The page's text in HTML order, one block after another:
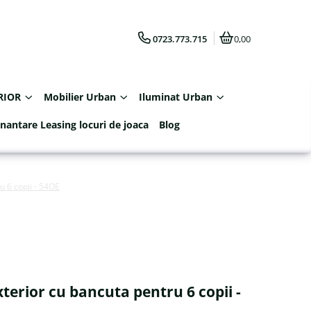
0723.773.715 0,00
Mobilier Urban Iluminat Urban
Leasing locuri de joaca Blog
copii - 54OE
cu bancuta pentru 6 copii -